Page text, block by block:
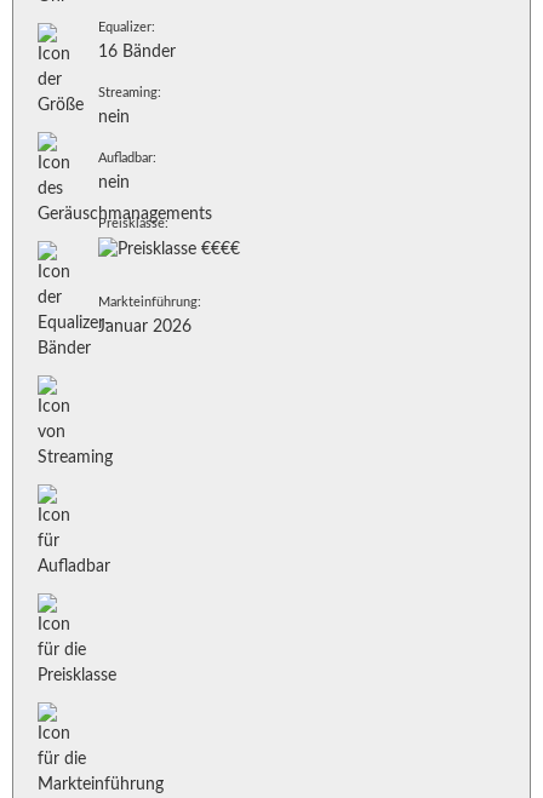
Equalizer:
16 Bänder
Streaming:
nein
Aufladbar:
nein
Preisklasse:
Markteinführung:
Januar 2026